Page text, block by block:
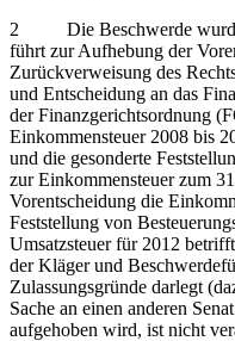
2 Die Beschwerde wurde
führt zur Aufhebung der
Zurückverweisung des
und Entscheidung an das
der Finanzgerichtsordnung
Einkommensteuer 2008 bis
und die gesonderte
zur Einkommensteuer zum
Vorentscheidung die
Feststellung von
Umsatzsteuer für 2012
der Kläger und
Zulassungsgründe darlegt
Sache an einen anderen
aufgehoben wird, ist nicht